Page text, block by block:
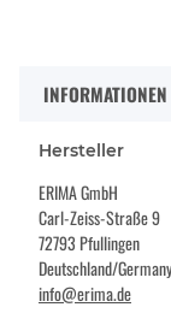
INFORMATIONEN
Hersteller
ERIMA GmbH
Carl-Zeiss-Straße 9
72793 Pfullingen
Deutschland/Germany
info@erima.de